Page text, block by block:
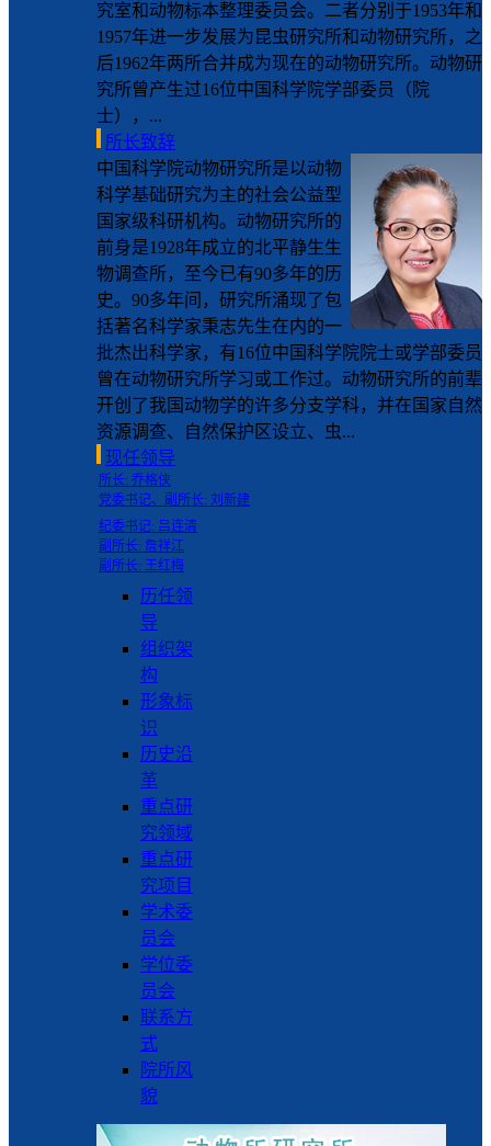
究室和动物标本整理委员会。二者分别于1953年和
1957年进一步发展为昆虫研究所和动物研究所，之
后1962年两所合并成为现在的动物研究所。动物研
究所曾产生过16位中国科学院学部委员（院
士），...
所长致辞
中国科学院动物研究所是以动物
科学基础研究为主的社会公益型
国家级科研机构。动物研究所的
前身是1928年成立的北平静生生
物调查所，至今已有90多年的历
史。90多年间，研究所涌现了包
括著名科学家秉志先生在内的一
批杰出科学家，有16位中国科学院院士或学部委员
曾在动物研究所学习或工作过。动物研究所的前辈
开创了我国动物学的许多分支学科，并在国家自然
资源调查、自然保护区设立、虫...
现任领导
所长: 乔格侠
党委书记、副所长: 刘新建
纪委书记: 吕连清
副所长: 詹祥江
副所长: 王红梅
历任领
导
组织架
构
形象标
识
历史沿
革
重点研
究领域
重点研
究项目
学术委
员会
学位委
员会
联系方
式
院所风
貌